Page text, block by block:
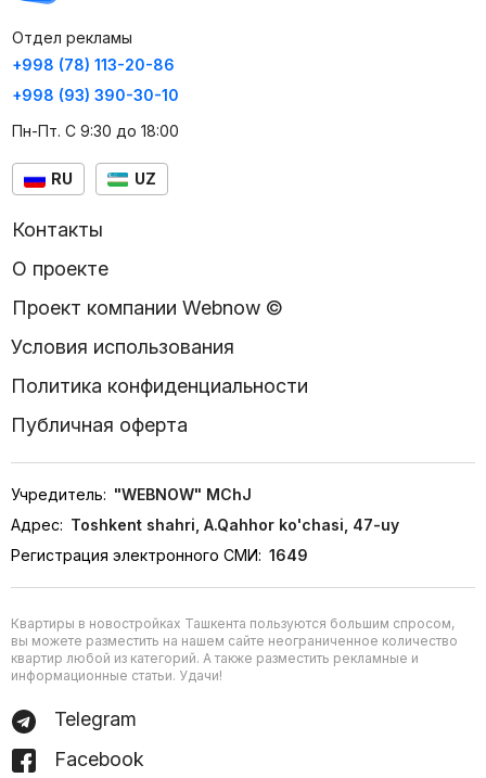
Отдел рекламы
+998 (78) 113-20-86
+998 (93) 390-30-10
Пн-Пт. С 9:30 до 18:00
RU UZ
Контакты
О проекте
Проект компании Webnow ©
Условия использования
Политика конфиденциальности
Публичная оферта
Учредитель: "WEBNOW" MChJ
Адрес: Toshkent shahri, A.Qahhor ko'chasi, 47-uy
Регистрация электронного СМИ: 1649
Квартиры в новостройках Ташкента пользуются большим спросом,
вы можете разместить на нашем сайте неограниченное количество
квартир любой из категорий. А также разместить рекламные и
информационные статьи. Удачи!
Telegram
Facebook